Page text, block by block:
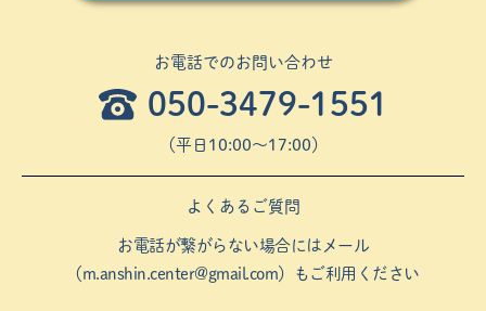
お電話でのお問い合わせ
050-3479-1551
（平⽇10:00〜17:00）
よくあるご質問
お電話が繋がらない場合にはメール
（m.anshin.center@gmail.com）もご利用ください